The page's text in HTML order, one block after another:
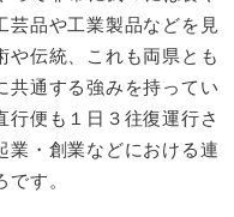
芸品や工業製品などを見
や伝統、これも両県とも
共通する強みを持ってい
行便も１日３往復運行さ
業・創業などにおける連
す。